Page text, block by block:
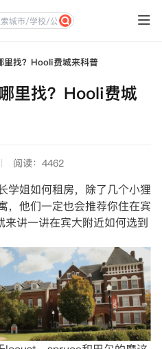
里找？Hooli费城来科普
里找？Hooli费城
阅读：4462
学姐如何租房，除了几个小狸
，他们一定也会推荐你住在宾
讲一讲在宾大附近如何选到